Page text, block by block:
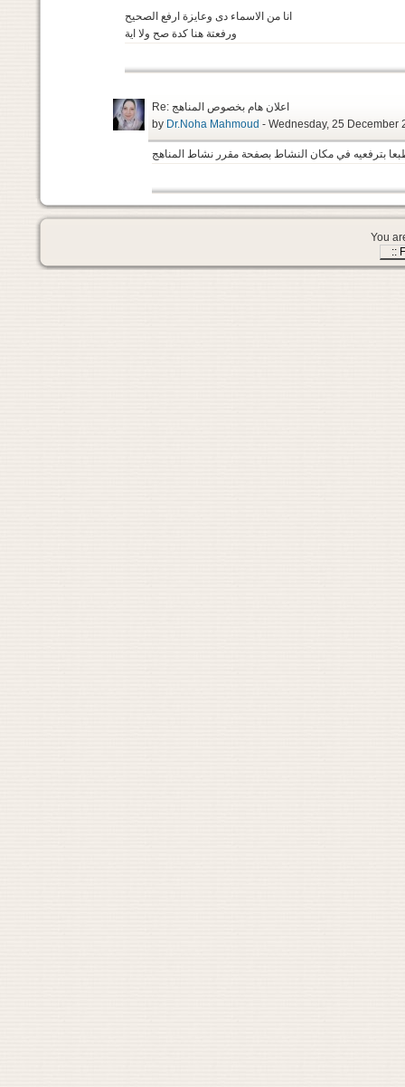
انا من الاسماء دى وعايزة ارفع الصحيح
ورفعتة هنا كدة صح ولا اية
Re: اعلان هام بخصوص المناهج
by Dr.Noha Mahmoud - Wednesday, 25 December
بترفعيه في مكان النشاط بصفحة مقرر نشاط المناهج
You
::